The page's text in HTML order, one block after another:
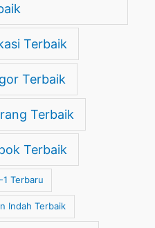
Terbaik
Terbaik
Terbaik
Terbaik
Terbaru
Indah Terbaik